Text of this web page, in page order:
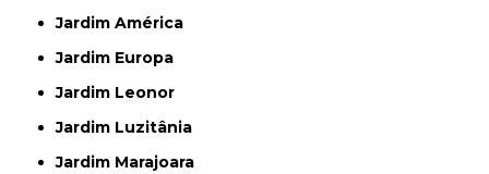
Jardim América
Jardim Europa
Jardim Leonor
Jardim Luzitânia
Jardim Marajoara